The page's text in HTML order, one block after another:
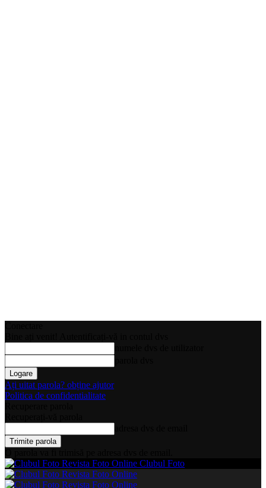
Ați uitat parola? obține ajutor
Politica de confidentialitate
Clubul Foto